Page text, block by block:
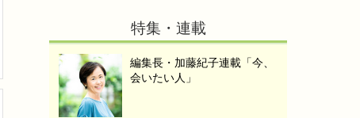
特集・連載
編集長・加藤紀子連載「今、
会いたい人」